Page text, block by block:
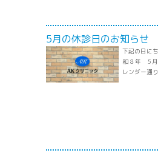
5月の休診日のお知らせ
下記の日に
和８年 5
レンダー通